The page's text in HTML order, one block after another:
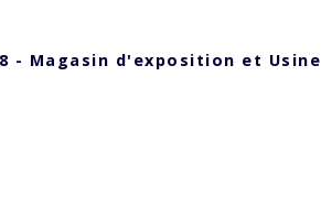
- Magasin d'exposition et Usine